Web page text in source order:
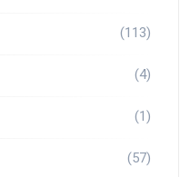
(113)
(4)
(1)
(57)